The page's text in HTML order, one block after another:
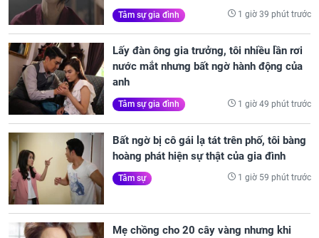
Tâm sự gia đình 1 giờ 39 phút trước
Lấy đàn ông gia trưởng, tôi nhiều lần rơi
nước mắt nhưng bất ngờ hành động của
anh
Tâm sự gia đình 1 giờ 49 phút trước
Bất ngờ bị cô gái lạ tát trên phố, tôi bàng
hoàng phát hiện sự thật của gia đình
Tâm sự 1 giờ 59 phút trước
Mẹ chồng cho 20 cây vàng nhưng khi